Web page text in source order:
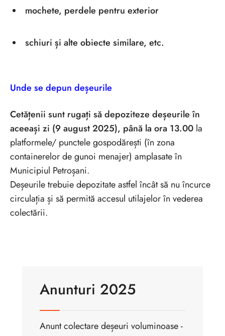
mochete, perdele pentru exterior
schiuri și alte obiecte similare, etc.
Unde se depun deșeurile
Cetățenii sunt rugați să depoziteze deșeurile în
aceeași zi (9 august 2025), până la ora 13.00 la
platformele/ punctele gospodărești (în zona
containerelor de gunoi menajer) amplasate în
Municipiul Petroșani.
Deșeurile trebuie depozitate astfel încât să nu încurce
circulația și să permită accesul utilajelor în vederea
colectării.
Anunturi 2025
Anunt colectare deșeuri voluminoase -